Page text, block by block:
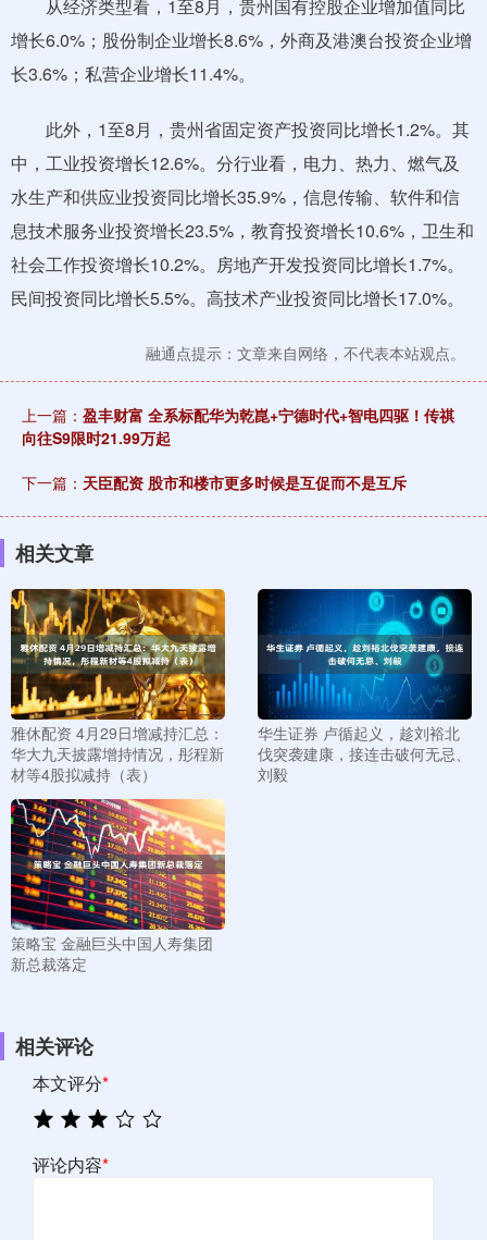
从经济类型看，1至8月，贵州国有控股企业增加值同比
增长6.0%；股份制企业增长8.6%，外商及港澳台投资企业增
长3.6%；私营企业增长11.4%。
此外，1至8月，贵州省固定资产投资同比增长1.2%。其
中，工业投资增长12.6%。分行业看，电力、热力、燃气及
水生产和供应业投资同比增长35.9%，信息传输、软件和信
息技术服务业投资增长23.5%，教育投资增长10.6%，卫生和
社会工作投资增长10.2%。房地产开发投资同比增长1.7%。
民间投资同比增长5.5%。高技术产业投资同比增长17.0%。
融通点提示：文章来自网络，不代表本站观点。
上一篇： 盈丰财富 全系标配华为乾崑+宁德时代+智电四驱！传祺
向往S9限时21.99万起
下一篇： 天臣配资 股市和楼市更多时候是互促而不是互斥
相关文章
雅休配资 4月29日增减持汇总：
华大九天披露增持情况，彤程新
材等4股拟减持（表）
华生证券 卢循起义，趁刘裕北
伐突袭建康，接连击破何无忌、
刘毅
策略宝 金融巨头中国人寿集团
新总裁落定
相关评论
本文评分*
评论内容*